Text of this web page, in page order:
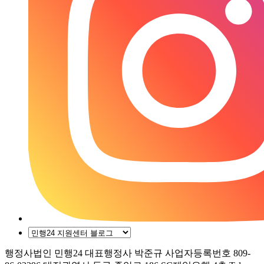
행정사법인 민행24 대표행정사 박준규 사업자등록번호 809-